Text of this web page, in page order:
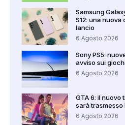
Samsung
S12: una
lancio
6 Agosto 2026
Sony PS5:
avviso sui
6 Agosto 2026
GTA 6: il nuovo
sarà trasmesso
6 Agosto 2026